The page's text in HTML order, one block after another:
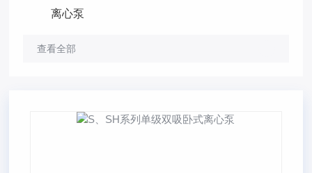
离心泵
查看全部